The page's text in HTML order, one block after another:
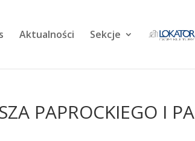
Aktualności Sekcje
PAPROCKIEGO I